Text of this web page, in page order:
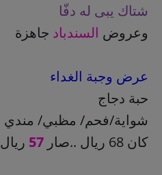
شتاك يبى له دفّا
وعروض السندباد جاهزة
عرض وجبة الغداء
حبة دجاج
شواية/فحم/ مظبي/ مندي
كان 68 ريال ..صار
57 ريال